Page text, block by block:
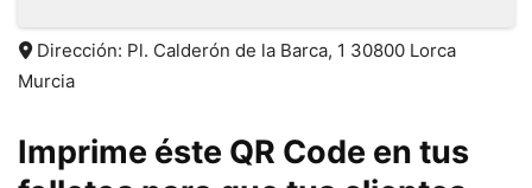
Dirección: Pl. Calderón de la Barca, 1 30800 Lorca
Murcia
Imprime éste QR Code en tus